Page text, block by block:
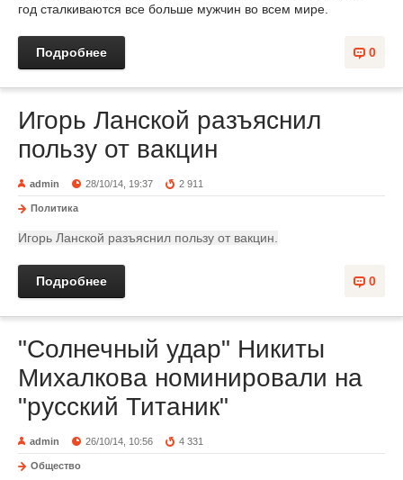
год сталкиваются все больше мужчин во всем мире.
0
Подробнее
Игорь Ланской разъяснил
пользу от вакцин
admin 28/10/14, 19:37 2 911
Политика
Игорь Ланской разъяснил пользу от вакцин.
0
Подробнее
"Солнечный удар" Никиты
Михалкова номинировали на
"русский Титаник"
admin 26/10/14, 10:56 4 331
Общество